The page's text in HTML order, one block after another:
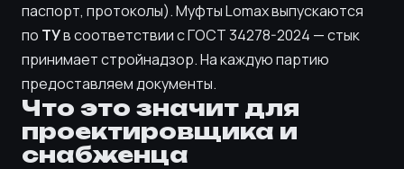
паспорт, протоколы). Муфты Lomax выпускаются
по ТУв соответствии с ГОСТ 34278-2024 — стык
принимает стройнадзор. На каждую партию
предоставляем документы.
Что это значит для
проектировщика и
снабженца